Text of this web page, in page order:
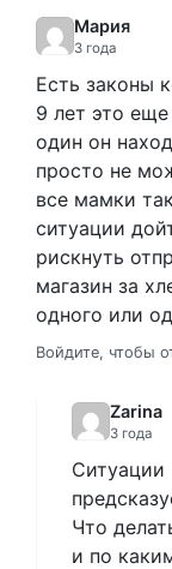
Мария
3 года
Есть законы
9 лет это
один он
просто не
все мамки
ситуации
рискнуть
магазин за
одного или
Войдите, чтобы
Zarina
3 года
Ситуации
Что
и по